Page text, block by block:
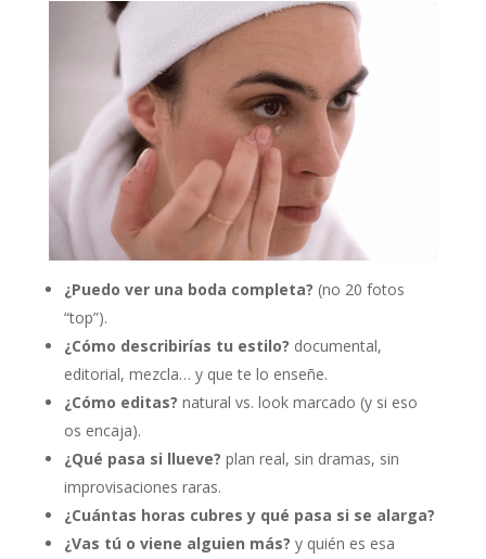
¿Puedo ver una boda completa? (no 20 fotos
“top”).
¿Cómo describirías tu estilo? documental,
editorial, mezcla… y que te lo enseñe.
¿Cómo editas? natural vs. look marcado (y si eso
os encaja).
¿Qué pasa si llueve? plan real, sin dramas, sin
improvisaciones raras.
¿Cuántas horas cubres y qué pasa si se alarga?
¿Vas tú o viene alguien más? y quién es esa